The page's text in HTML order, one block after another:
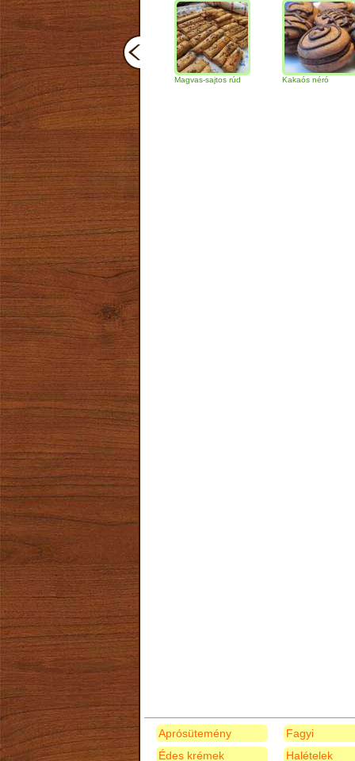
Csokoládés-diós
szendvics
Magvas-sajtos rúd Kakaós néró
Aprósütemény
Édes krémek
Fagyi
Halételek